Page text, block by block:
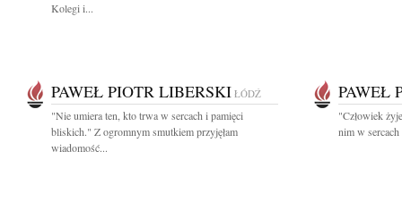
Kolegi i...
PAWEŁ PIOTR LIBERSKI ŁÓDŹ
"Nie umiera ten, kto trwa w sercach i pamięci
bliskich." Z ogromnym smutkiem przyjęłam
wiadomość...
PAWEŁ
"Człowiek
nim w